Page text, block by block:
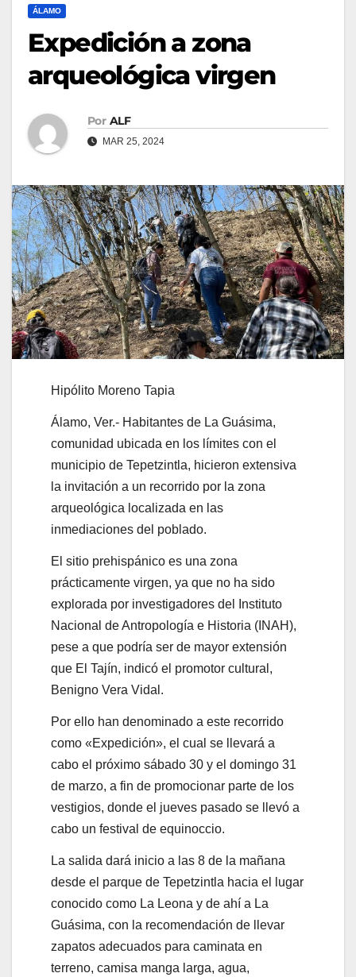
ÁLAMO
Expedición a zona
arqueológica virgen
Por ALF
MAR 25, 2024
Hipólito Moreno Tapia
Álamo, Ver.- Habitantes de La Guásima,
comunidad ubicada en los límites con el
municipio de Tepetzintla, hicieron extensiva
la invitación a un recorrido por la zona
arqueológica localizada en las
inmediaciones del poblado.
El sitio prehispánico es una zona
prácticamente virgen, ya que no ha sido
explorada por investigadores del Instituto
Nacional de Antropología e Historia (INAH),
pese a que podría ser de mayor extensión
que El Tajín, indicó el promotor cultural,
Benigno Vera Vidal.
Por ello han denominado a este recorrido
como «Expedición», el cual se llevará a
cabo el próximo sábado 30 y el domingo 31
de marzo, a fin de promocionar parte de los
vestigios, donde el jueves pasado se llevó a
cabo un festival de equinoccio.
La salida dará inicio a las 8 de la mañana
desde el parque de Tepetzintla hacia el lugar
conocido como La Leona y de ahí a La
Guásima, con la recomendación de llevar
zapatos adecuados para caminata en
terreno, camisa manga larga, agua,